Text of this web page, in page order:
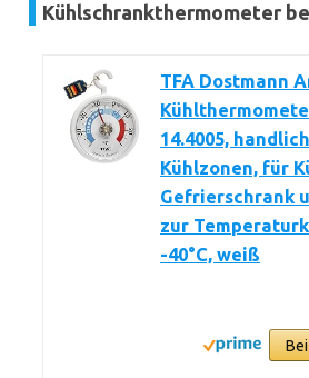
Kühlschrankthermometer
TFA Dostmann
14.4005,
Kühlzonen, für
Gefrierschrank
zur
-40°C, weiß